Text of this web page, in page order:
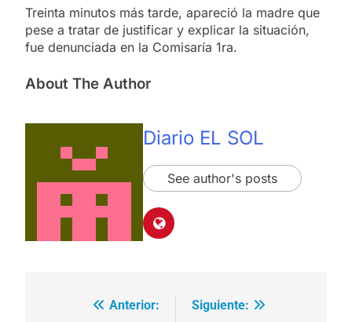
Treinta minutos más tarde, apareció la madre que
pese a tratar de justificar y explicar la situación,
fue denunciada en la Comisaría 1ra.
About The Author
Diario EL SOL
See author's posts
Navegación
Anterior:
Siguiente: